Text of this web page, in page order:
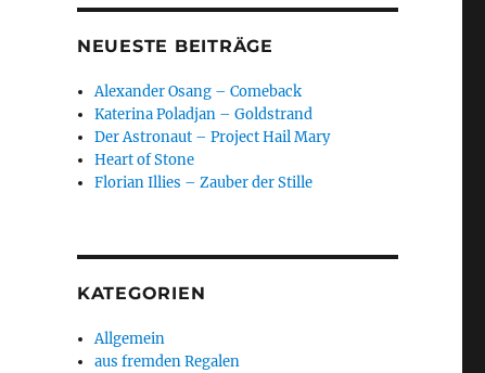
NEUESTE BEITRÄGE
Alexander Osang – Comeback
Katerina Poladjan – Goldstrand
Der Astronaut – Project Hail Mary
Heart of Stone
Florian Illies – Zauber der Stille
KATEGORIEN
Allgemein
aus fremden Regalen